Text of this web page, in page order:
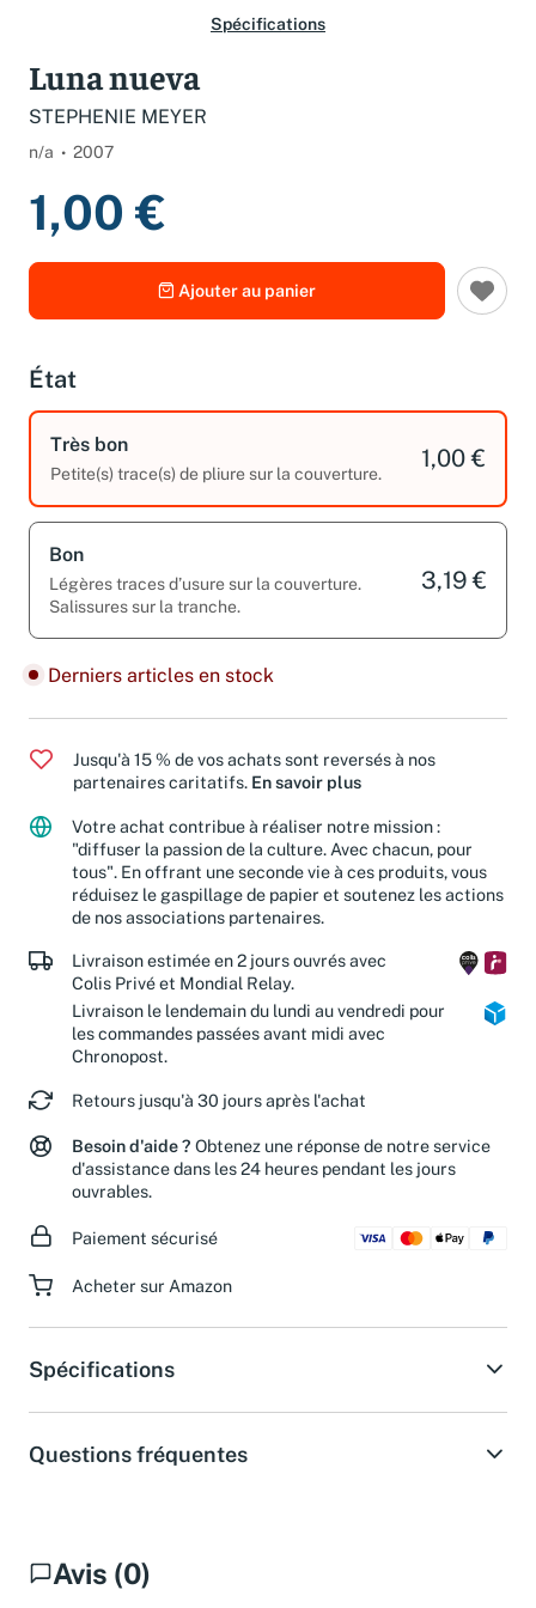
Spécifications
Luna nueva
STEPHENIE MEYER
n/a 2007
1,00 €
Ajouter au panier
État
Très bon
Petite(s) trace(s) de pliure sur la couverture.
1,00 €
Bon
Légères traces d’usure sur la couverture.
Salissures sur la tranche.
3,19 €
Derniers articles en stock
Jusqu'à 15 % de vos achats sont reversés à nos
partenaires caritatifs. En savoir plus
Votre achat contribue à réaliser notre mission :
"diffuser la passion de la culture. Avec chacun, pour
tous". En offrant une seconde vie à ces produits, vous
réduisez le gaspillage de papier et soutenez les actions
de nos associations partenaires.
Livraison estimée en 2 jours ouvrés avec
Colis Privé et Mondial Relay.
Livraison le lendemain du lundi au vendredi pour
les commandes passées avant midi avec
Chronopost.
Retours jusqu'à 30 jours après l'achat
Besoin d'aide ? Obtenez une réponse de notre service
d'assistance dans les 24 heures pendant les jours
ouvrables.
Paiement sécurisé
Acheter sur Amazon
Spécifications
Questions fréquentes
Avis (0)